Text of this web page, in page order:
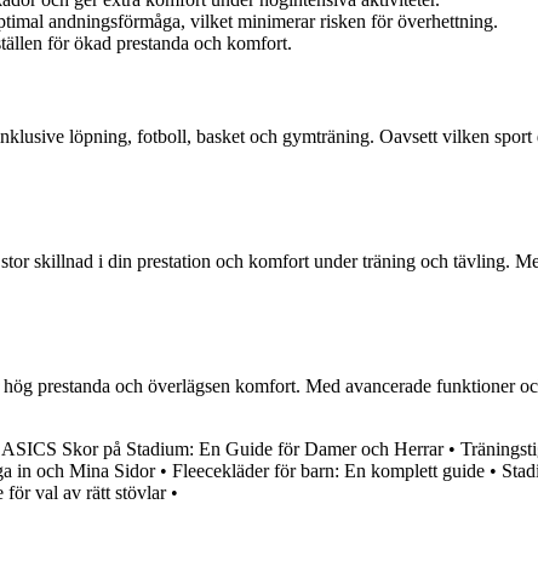
andningsförmåga, vilket minimerar risken för överhettning.
för ökad prestanda och komfort.
löpning, fotboll, basket och gymträning. Oavsett vilken
skillnad i din prestation och komfort under träning och tävling.
prestanda och överlägsen komfort. Med avancerade funktioner
ASICS Skor på Stadium: En Guide för Damer och Herrar•
in och Mina Sidor• Fleecekläder för barn: En komplett guide •
för val av rätt stövlar•